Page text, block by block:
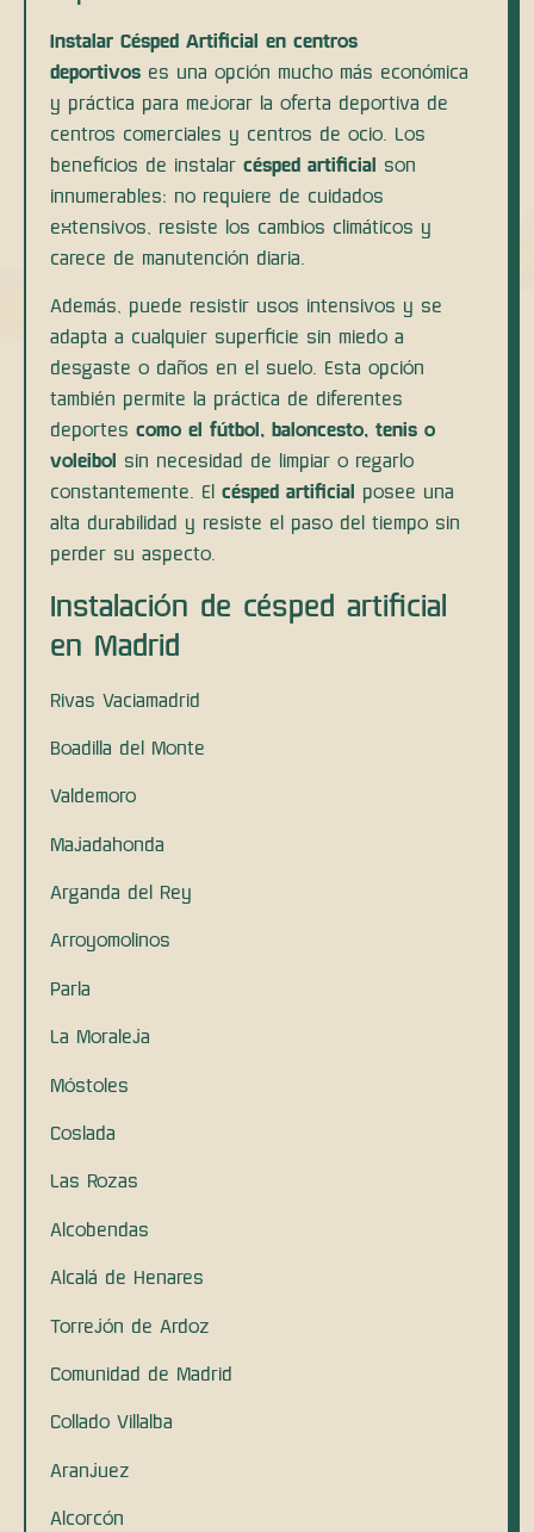
Instalar Césped Artificial en centros
deportivos es una opción mucho más económica
y práctica para mejorar la oferta deportiva de
centros comerciales y centros de ocio. Los
beneficios de instalarcésped artificial
son
innumerables: no requiere de cuidados
extensivos, resiste los cambios climáticos y
carece de manutención diaria.
Además, puede resistir usos intensivos y se
adapta a cualquier superficie sin miedo a
desgaste o daños en el suelo. Esta opción
también permite la práctica de diferentes
deportescomo el fútbol, baloncesto, tenis o
voleibol
sin necesidad de limpiar o regarlo
constantemente. Elcésped artificial
posee una
alta durabilidad y resiste el paso del tiempo sin
perder su aspecto.
Instalación de césped artificial
en Madrid
Rivas Vaciamadrid
Boadilla del Monte
Valdemoro
Majadahonda
Arganda del Rey
Arroyomolinos
Parla
La Moraleja
Móstoles
Coslada
Las Rozas
Alcobendas
Alcalá de Henares
Torrejón de Ardoz
Comunidad de Madrid
Collado Villalba
Aranjuez
Alcorcón